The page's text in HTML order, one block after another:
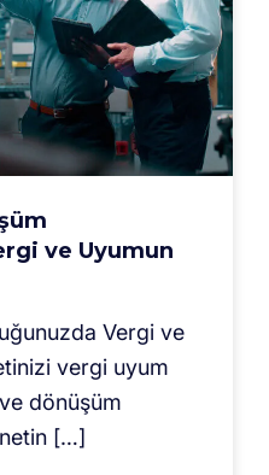
ve Uyumun
Vergi ve
vergi uyum
dönüşüm
[…]